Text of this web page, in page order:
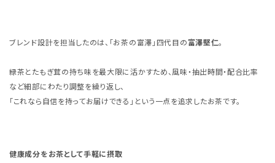
ブレンド設計を担当したのは、「お茶の富澤」四代目の 富澤堅仁。
緑茶とたもぎ茸の持ち味を最大限に活かすため、風味・抽出時間・配合比率
など細部にわたり調整を繰り返し、
「これなら自信を持ってお届けできる」という一点を追求したお茶です。
健康成分をお茶として手軽に摂取